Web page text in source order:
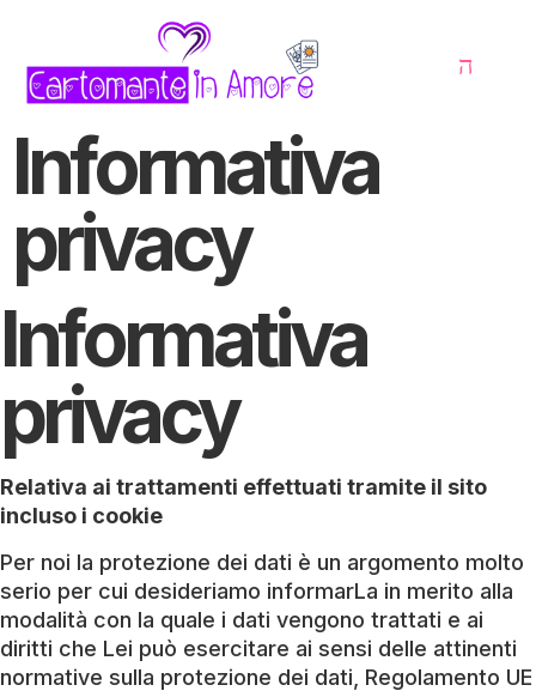
Informativa
privacy
Informativa
privacy
Relativa ai trattamenti effettuati tramite il sito
incluso i cookie
Per noi la protezione dei dati è un argomento molto
serio per cui desideriamo informarLa in merito alla
modalità con la quale i dati vengono trattati e ai
diritti che Lei può esercitare ai sensi delle attinenti
normative sulla protezione dei dati, Regolamento UE